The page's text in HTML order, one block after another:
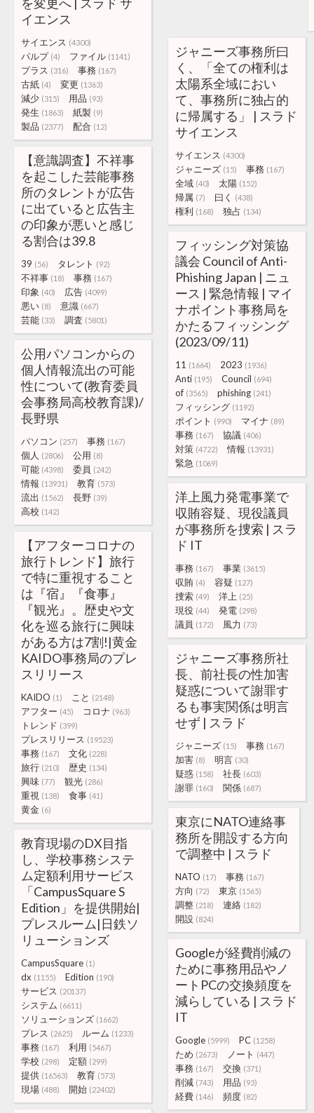
イエンス
サイエンス (4300)
パルプ (4) ファイル (1141)
プラス (316) 事務 (167)
古紙 (4) 変更 (1363)
減少 (315) 用品 (93)
発生 (1863) 紙製 (9)
製品 (2377) 配合 (12)
ジャニーズ事務所曰
く、「全ての権利は
太陽系全域におい
て、事務所に独占的
に帰属する」 | スラド
サイエンス
サイエンス (4300)
ジャニーズ (15) 事務 (167)
全域 (40) 太陽 (152)
帰属 (7) 曰く (438)
権利 (168) 独占 (134)
【意識調査】不祥事
を起こした芸能事務
所のタレントが広告
に出ていると広告主
の印象が悪いと感じ
る割合は39.8
39 (56) タレント (92)
不祥事 (18) 事務 (167)
印象 (40) 広告 (4099)
悪い (8) 意識 (667)
芸能 (33) 調査 (5801)
フィッシング対策協
議会 Council of Anti-
Phishing Japan | ニュ
ース | 緊急情報 | マイ
ナポイント事務局を
かたるフィッシング
(2023/09/11)
11 (1664) 2023 (1936)
Anti (195) Council (694)
of (3565) phishing (241)
フィッシング (1192)
ポイント (990) マイナ (89)
事務 (167) 協議 (406)
対策 (4722) 情報 (13931)
緊急 (1069)
公用パソコンからの
個人情報流出の可能
性について(教育委員
会事務局高校教育課)/
長野県
パソコン (257) 事務 (167)
個人 (2806) 公用 (8)
可能 (4398) 委員 (242)
情報 (13931) 教育 (573)
流出 (1562) 長野 (39)
高校 (142)
洋上風力発電事業で
収賄容疑、現役議員
が事務所を捜索 | スラ
ド IT
事務 (167) 事業 (3615)
収賄 (4) 容疑 (127)
捜索 (49) 洋上 (25)
現役 (44) 発電 (298)
議員 (172) 風力 (73)
【アフターコロナの
旅行トレンド】旅行
で特に重視すること
は『宿』『食事』
『観光』。歴史や文
化を巡る旅行に興味
がある方は7割!|黄金
KAIDO事務局のプレ
スリリース
KAIDO (1) こと (2148)
アフター (45) コロナ (963)
トレンド (399)
プレスリリース (19523)
事務 (167) 文化 (228)
旅行 (210) 歴史 (134)
興味 (77) 観光 (286)
重視 (138) 食事 (41)
黄金 (6)
ジャニーズ事務所社
長、前社長の性加害
疑惑について謝罪す
るも事実関係は明言
せず | スラド
ジャニーズ (15) 事務 (167)
加害 (8) 明言 (30)
疑惑 (158) 社長 (603)
謝罪 (160) 関係 (687)
東京にNATO連絡事
務所を開設する方向
で調整中 | スラド
NATO (17) 事務 (167)
方向 (72) 東京 (1565)
調整 (218) 連絡 (182)
開設 (824)
教育現場のDX目指
し、学校事務システ
ム定額利用サービス
「CampusSquare S
Edition」を提供開始|
プレスルーム|日鉄ソ
リューションズ
CampusSquare (1)
dx (1155) Edition (190)
サービス (20137)
システム (6611)
ソリューションズ (1662)
プレス (2625) ルーム (1233)
事務 (167) 利用 (5467)
学校 (298) 定額 (299)
提供 (16563) 教育 (573)
現場 (488) 開始 (22402)
Googleが経費削減の
ために事務用品やノ
ートPCの交換頻度を
減らしている | スラド
IT
Google (5999) PC (1258)
ため (2673) ノート (447)
事務 (167) 交換 (371)
削減 (743) 用品 (93)
経費 (146) 頻度 (82)